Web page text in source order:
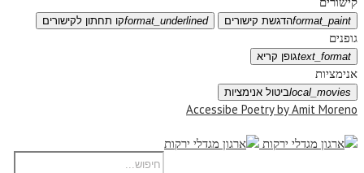
format_paintהדגשת קישורים format_underlinedקו תחתון לקישורים
גופנים
text_formatגופן קריא
אנימציות
local_moviesביטול אנימציות
Accessibe Poetry by Amit Moreno